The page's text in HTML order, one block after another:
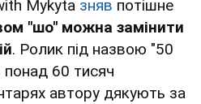
Mykyta зняв потішне
"шо" можна замінити
. Ролик під назвою "50
понад 60 тисяч
автору дякують за